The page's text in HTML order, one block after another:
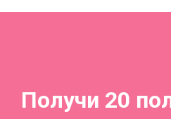
Получи 20